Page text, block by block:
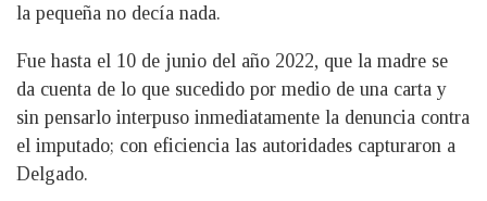
la pequeña no decía nada.
Fue hasta el 10 de junio del año 2022, que la madre se
da cuenta de lo que sucedido por medio de una carta y
sin pensarlo interpuso inmediatamente la denuncia contra
el imputado; con eficiencia las autoridades capturaron a
Delgado.